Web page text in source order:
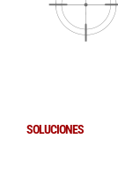
SOLUCIONES